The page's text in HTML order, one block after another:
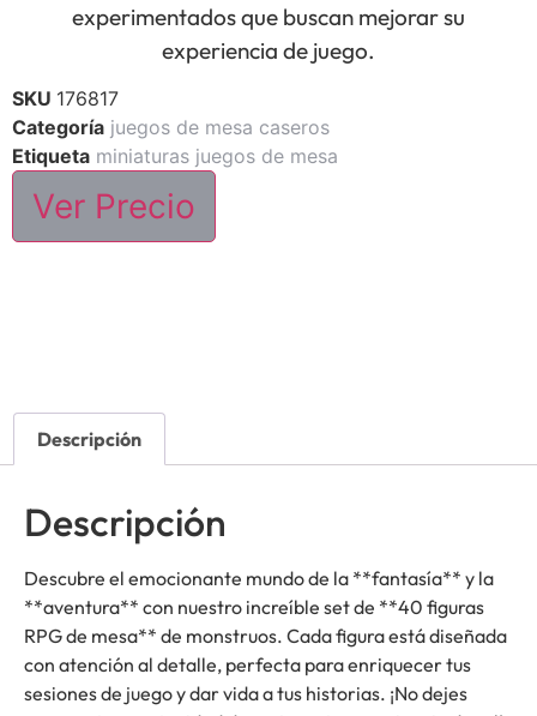
experimentados que buscan mejorar su
experiencia de juego.
SKU 176817
Categoría juegos de mesa caseros
Etiqueta miniaturas juegos de mesa
Ver Precio
Descripción
Descripción
Descubre el emocionante mundo de la **fantasía** y la
**aventura** con nuestro increíble set de **40 figuras
RPG de mesa** de monstruos. Cada figura está diseñada
con atención al detalle, perfecta para enriquecer tus
sesiones de juego y dar vida a tus historias. ¡No dejes